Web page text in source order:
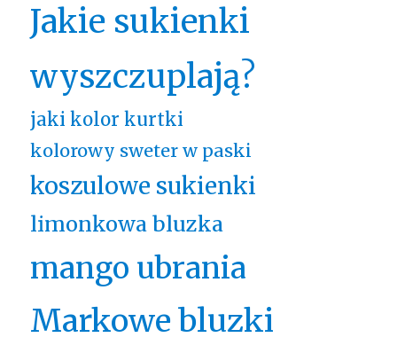
Jakie sukienki
wyszczuplają?
jaki kolor kurtki
kolorowy sweter w paski
koszulowe sukienki
limonkowa bluzka
mango ubrania
Markowe bluzki